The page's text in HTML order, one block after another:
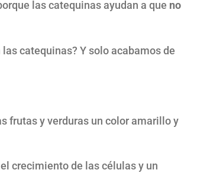
las catequinas ayudan a que no
catequinas? Y solo acabamos de
frutas y verduras un color amarillo y
crecimiento de las células y un